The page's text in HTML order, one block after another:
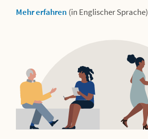
Mehr erfahren (in Englischer Sprache)